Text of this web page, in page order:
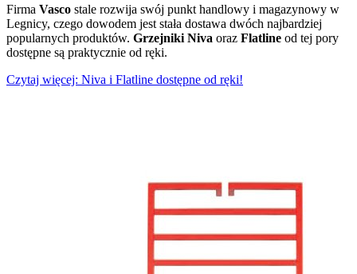
Firma Vasco stale rozwija swój punkt handlowy i magazynowy w
Legnicy, czego dowodem jest stała dostawa dwóch najbardziej
popularnych produktów. Grzejniki Niva oraz Flatline od tej pory
dostępne są praktycznie od ręki.
Czytaj więcej: Niva i Flatline dostępne od ręki!